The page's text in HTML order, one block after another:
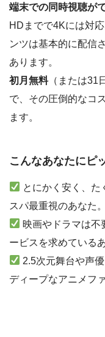
端末での同時視聴が
HDまでで4Kには対
ンツは基本的に配信
あります。
初月無料（または31
で、その圧倒的なコ
ます。
こんなあなたにピ
とにかく安く、た
スパ最重視のあなた。
映画やドラマは不
ービスを求めている
2.5次元舞台や声
ディープなアニメフ